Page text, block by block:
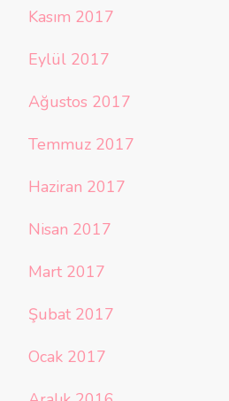
Kasım 2017
Eylül 2017
Ağustos 2017
Temmuz 2017
Haziran 2017
Nisan 2017
Mart 2017
Şubat 2017
Ocak 2017